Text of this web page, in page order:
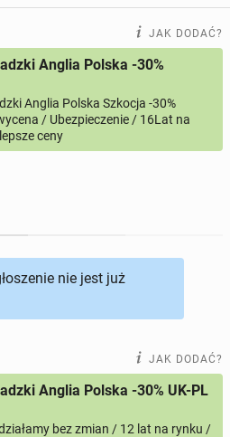
ogłoszenia online
305 profili online
166ogłoszeń online
JAK DODAĆ?
Anglia Polska -30%
Anglia Polska Szkocja -30%
/ Ubezpieczenie / 16Lat na
ceny
nie jest już
JAK DODAĆ?
Anglia Polska -30% UK-PL
bez zmian / 12 lat na rynku /